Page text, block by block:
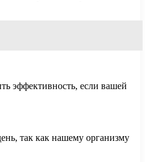
эффективность, если вашей
так как нашему организму